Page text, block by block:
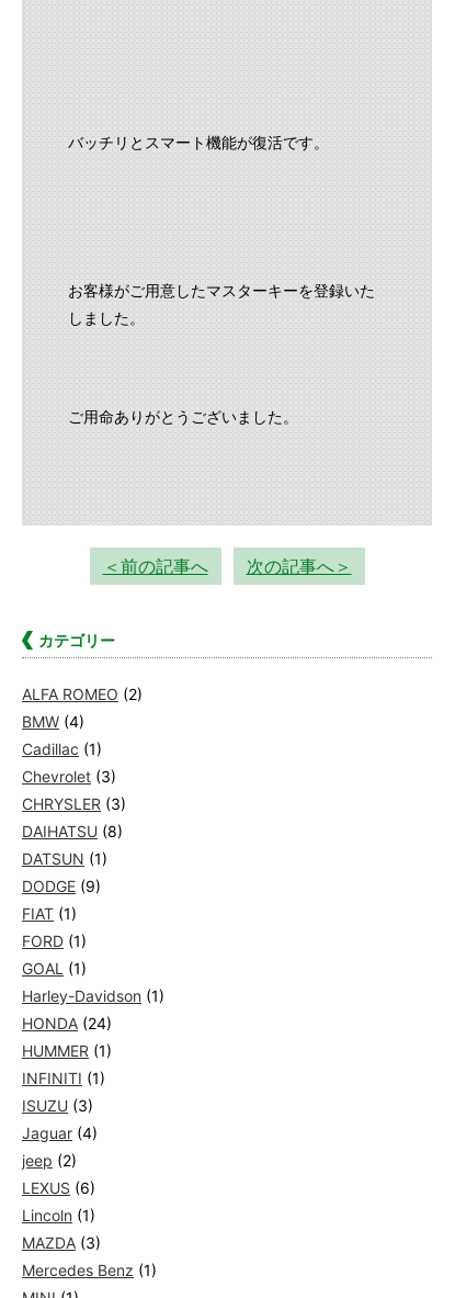
バッチリとスマート機能が復活です。
お客様がご用意したマスターキーを登録いた
しました。
ご用命ありがとうございました。
＜前の記事へ 次の記事へ＞
カテゴリー
ALFA ROMEO (2)
BMW (4)
Cadillac (1)
Chevrolet (3)
CHRYSLER (3)
DAIHATSU (8)
DATSUN (1)
DODGE (9)
FIAT (1)
FORD (1)
GOAL (1)
Harley-Davidson (1)
HONDA (24)
HUMMER (1)
INFINITI (1)
ISUZU (3)
Jaguar (4)
jeep (2)
LEXUS (6)
Lincoln (1)
MAZDA (3)
Mercedes Benz (1)